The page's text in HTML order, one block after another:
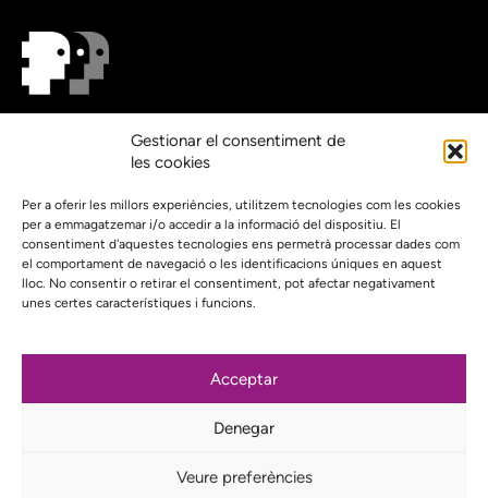
Gestionar el consentiment de
les cookies
Per a oferir les millors experiències, utilitzem tecnologies com les cookies
per a emmagatzemar i/o accedir a la informació del dispositiu. El
consentiment d'aquestes tecnologies ens permetrà processar dades com
el comportament de navegació o les identificacions úniques en aquest
lloc. No consentir o retirar el consentiment, pot afectar negativament
unes certes característiques i funcions.
Acceptar
Denegar
Veure preferències
Subscriu-te al nostre butlletí
Mastodon
YouTube
Telegram
Política de privacidad
Proyecto web financiado por: